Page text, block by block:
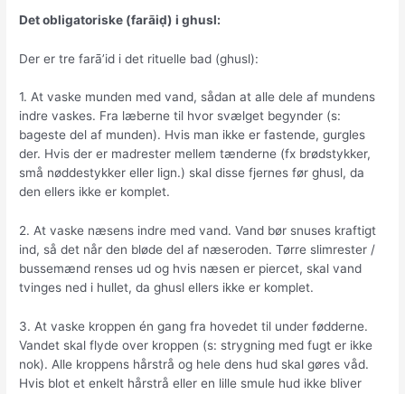
Det obligatoriske (farāiḍ) i ghusl:
Der er tre farā’id i det rituelle bad (ghusl):
1. At vaske munden med vand, sådan at alle dele af mundens
indre vaskes. Fra læberne til hvor svælget begynder (s:
bageste del af munden). Hvis man ikke er fastende, gurgles
der. Hvis der er madrester mellem tænderne (fx brødstykker,
små nøddestykker eller lign.) skal disse fjernes før ghusl, da
den ellers ikke er komplet.
2. At vaske næsens indre med vand. Vand bør snuses kraftigt
ind, så det når den bløde del af næseroden. Tørre slimrester /
bussemænd renses ud og hvis næsen er piercet, skal vand
tvinges ned i hullet, da ghusl ellers ikke er komplet.
3. At vaske kroppen én gang fra hovedet til under fødderne.
Vandet skal flyde over kroppen (s: strygning med fugt er ikke
nok). Alle kroppens hårstrå og hele dens hud skal gøres våd.
Hvis blot et enkelt hårstrå eller en lille smule hud ikke bliver